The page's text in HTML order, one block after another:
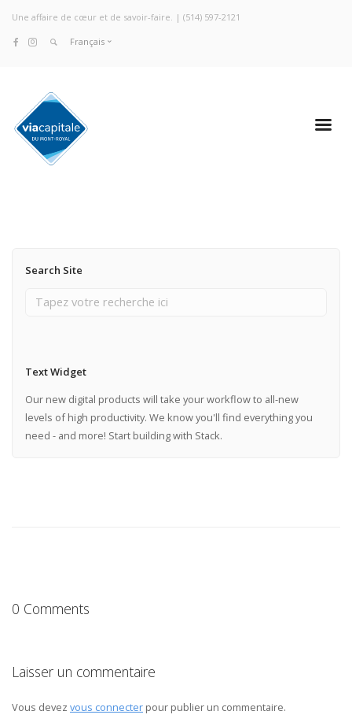
Une affaire de cœur et de savoir-faire. | (514) 597-2121
Français
Search Site
Text Widget
Our new digital products will take your workflow to all-new
levels of high productivity. We know you'll find everything you
need - and more! Start building with Stack.
0 Comments
Laisser un commentaire
Vous devez vous connecter pour publier un commentaire.